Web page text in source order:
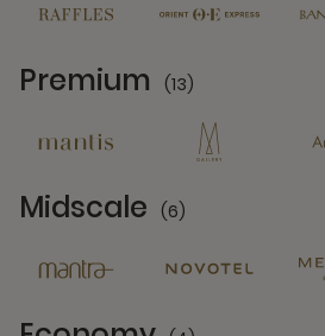
Premium (13)
Midscale (6)